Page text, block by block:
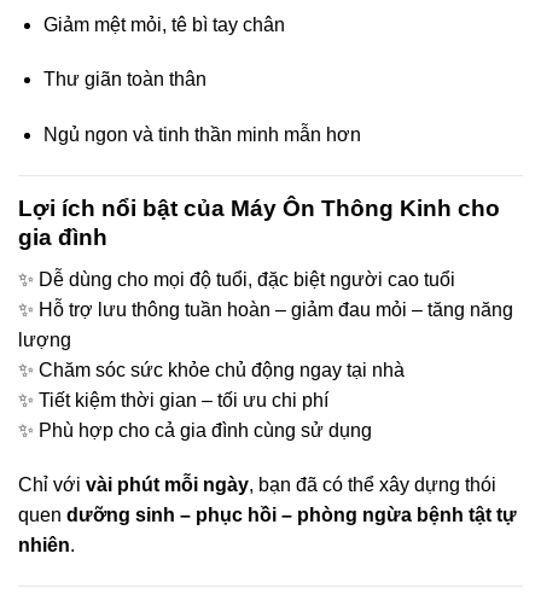
Giảm mệt mỏi, tê bì tay chân
Thư giãn toàn thân
Ngủ ngon và tinh thần minh mẫn hơn
Lợi ích nổi bật của Máy Ôn Thông Kinh cho
gia đình
✨ Dễ dùng cho mọi độ tuổi, đặc biệt người cao tuổi
✨ Hỗ trợ lưu thông tuần hoàn – giảm đau mỏi – tăng năng
lượng
✨ Chăm sóc sức khỏe chủ động ngay tại nhà
✨ Tiết kiệm thời gian – tối ưu chi phí
✨ Phù hợp cho cả gia đình cùng sử dụng
Chỉ với vài phút mỗi ngày, bạn đã có thể xây dựng thói
quen dưỡng sinh – phục hồi – phòng ngừa bệnh tật tự
nhiên.